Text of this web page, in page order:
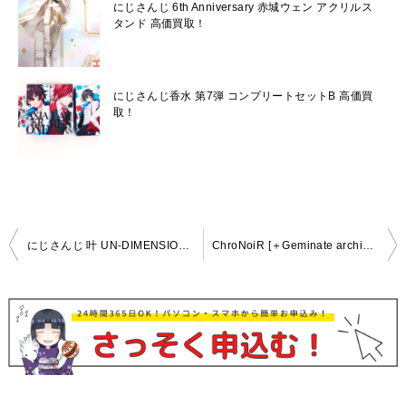
にじさんじ 6th Anniversary 赤城ウェン アクリルス
タンド 高価買取！
にじさんじ香水 第7弾 コンプリートセットB 高価買
取！
投
ナ
ゲ
にじさんじ 叶 UN-DIMENSION バッグ Tシャツ高価買取！ ChroNoiR [＋Geminate archives4]SET 高価買取！